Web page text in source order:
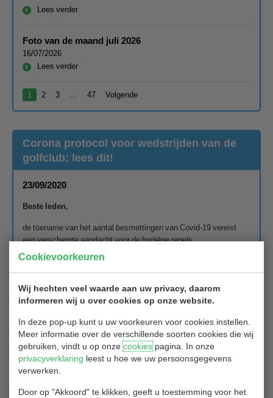
Cookievoorkeuren
Wij hechten veel waarde aan uw privacy, daarom
informeren wij u over cookies op onze website.
In deze pop-up kunt u uw voorkeuren voor cookies instellen.
Meer informatie over de verschillende soorten cookies die wij
gebruiken, vindt u op onzecookiespagina. In onze
privacyverklaring leest u hoe we uw persoonsgegevens
verwerken.
Door op "Akkoord" te klikken, geeft u toestemming voor het
Lees verder
Foto van de maand juli 2026
16/07/2026
Lees verder
1 2 3 47 Volgende
Corona protocol voor wedstrijden van de
golfclub: lees dit!
23/09/2020
Beste leden,
de toename van het aantal besmettingen van Covid-19 vereist
een verscherpte aandacht voor de hygiëne regels.
Golfclub Hitland heeft voor het spelen van wedstrijden in
2020 een Corona protocol opgesteld.
Dit protocol geeft de specifieke maatregelen voor de golfclub, als
aanvulling op de overkoepelende maatregelen van de partners op
Het protocol beschrijft de door commissies te
nemen maatregelen. Deze maatregelen dienen ook door de
spelers te worden gerespecteerd: wij vragen dus ook de
deelnemers aan wedstrijden het protocol te lezen!
het protocol in acht nemen, teneinde op een verantwoorde